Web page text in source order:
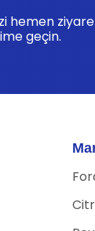
hemen
geçin.